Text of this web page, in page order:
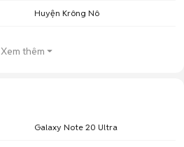
Huyện Krông Nô
Xem thêm
Galaxy Note 20 Ultra